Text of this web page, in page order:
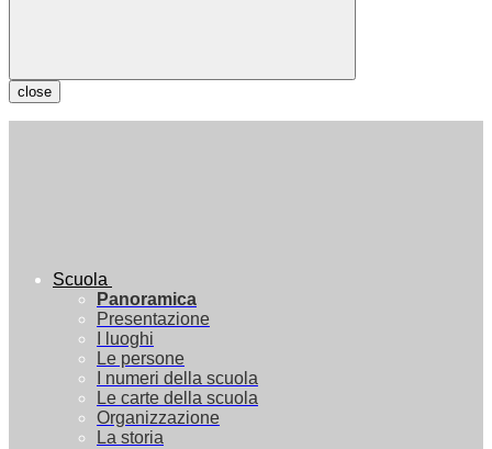
close
Scuola
Panoramica
Presentazione
I luoghi
Le persone
I numeri della scuola
Le carte della scuola
Organizzazione
La storia